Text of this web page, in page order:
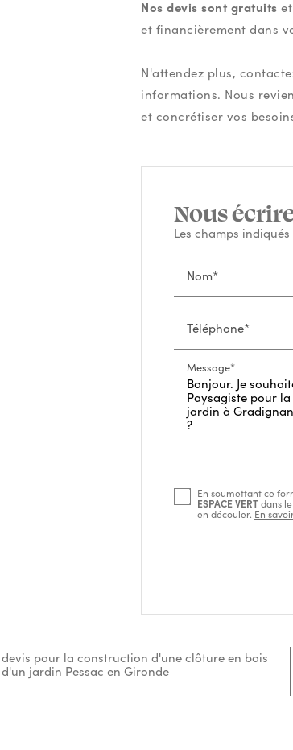
Nos devis sont gratuits
et financièrement dans
N'attendez plus,
informations. Nous
et concrétiser vos
Nous
Les champs
Nom*
Téléphone*
Message*
En soumettant ce
ESPACE VERTdans
en découler. En
devis pour la construction d'une clôture en bois
d'un jardin Pessac en Gironde